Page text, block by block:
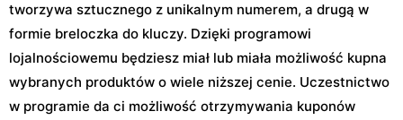
tworzywa sztucznego z unikalnym numerem, a drugą w
formie breloczka do kluczy. Dzięki programowi
lojalnościowemu będziesz miał lub miała możliwość kupna
wybranych produktów o wiele niższej cenie. Uczestnictwo
w programie da ci możliwość otrzymywania kuponów